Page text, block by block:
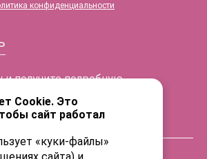
конфиденциальности
и получите подробную
Cookie. Это
сайт работал
«куки-файлы»